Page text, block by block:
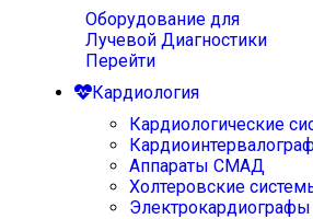
Оборудование для
Лучевой Диагностики
Перейти
Кардиология
Кардиологические
Аппараты СМАД
Холтеровские
Электрокардиографы